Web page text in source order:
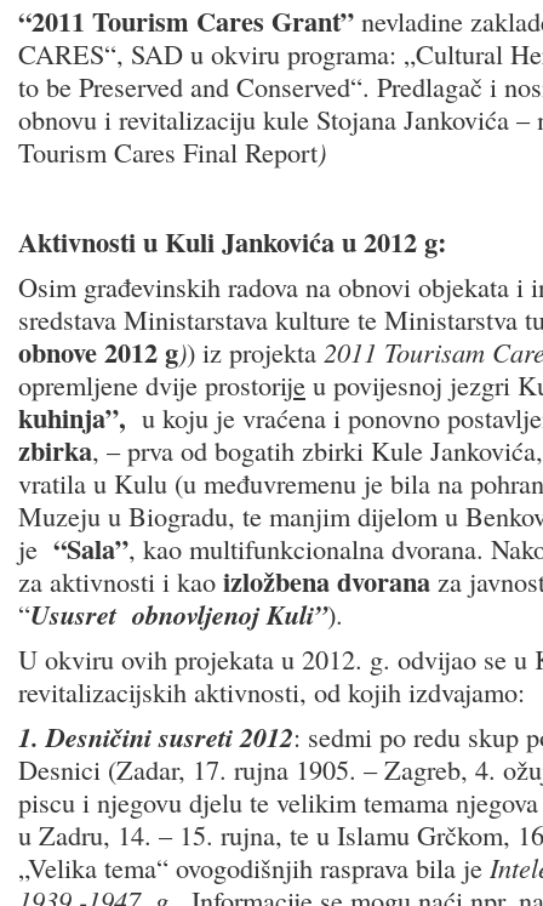
“2011 Tourism Cares Grant” nevladine
CARES“, SAD u okviru programa: „Cultural
to be Preserved and Conserved“. Predlagač i
obnovu i revitalizaciju kule Stojana Jankovića
Tourism Cares Final Report)
Aktivnosti u Kuli Jankovića u 2012 g:
Osim građevinskih radova na obnovi objekata i
sredstava Ministarstava kulture te Ministarstva
obnove 2012 g)) iz projekta 2011 Tourisam
opremljene dvije prostorije u povijesnoj jezgri
kuhinja”, u koju je vraćena i ponovno
zbirka, – prva od bogatih zbirki Kule
vratila u Kulu (u međuvremenu je bila na
Muzeju u Biogradu, te manjim dijelom u
je “Sala”, kao multifunkcionalna dvorana.
za aktivnosti i kao izložbena dvorana za
“Ususret obnovljenoj Kuli”).
U okviru ovih projekata u 2012. g. odvijao se u
revitalizacijskih aktivnosti, od kojih izdvajamo:
1. Desničini susreti 2012: sedmi po redu skup
Desnici (Zadar, 17. rujna 1905. – Zagreb, 4.
piscu i njegovu djelu te velikim temama
u Zadru, 14. – 15. rujna, te u Islamu Grčkom,
„Velika tema“ ovogodišnjih rasprava bila je